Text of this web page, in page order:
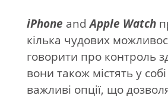
iPhone andApple Watch
кілька чудових
говорити про контроль
вони також містять у собі
важливі опції, що